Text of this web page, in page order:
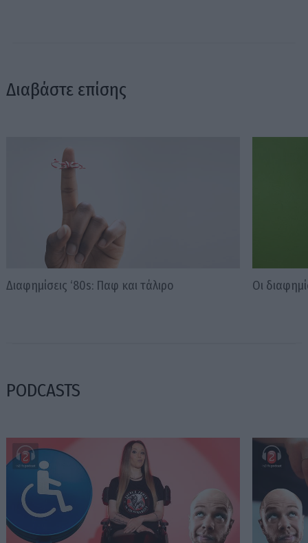
Διαβάστε επίσης
Διαφημίσεις ‘80s: Παφ και τάλιρο Οι
PODCASTS